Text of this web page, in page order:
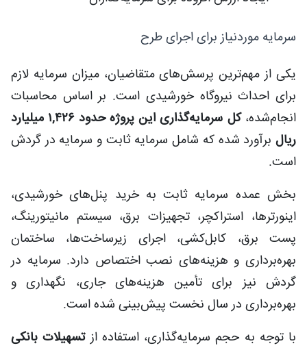
سرمایه موردنیاز برای اجرای طرح
یکی از مهم‌ترین پرسش‌های متقاضیان، میزان سرمایه لازم
برای احداث نیروگاه خورشیدی است. بر اساس محاسبات
انجام‌شده،
کل سرمایه‌گذاری این پروژه حدود ۱,۴۲۶ میلیارد
ریال برآورد شده که شامل سرمایه ثابت و سرمایه در گردش
است.
بخش عمده سرمایه ثابت به خرید پنل‌های خورشیدی،
اینورترها، استراکچر، تجهیزات برق، سیستم مانیتورینگ،
پست برق، کابل‌کشی، اجرای زیرساخت‌ها، ساختمان
بهره‌برداری و هزینه‌های نصب اختصاص دارد. سرمایه در
گردش نیز برای تأمین هزینه‌های جاری، نگهداری و
بهره‌برداری در سال نخست پیش‌بینی شده است.
با توجه به حجم سرمایه‌گذاری، استفاده ازتسهیلات بانکی